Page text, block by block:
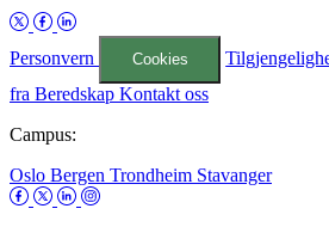
Personvern Cookies
fra Beredskap Kontakt oss
Campus:
Oslo Bergen Trondheim Stavanger